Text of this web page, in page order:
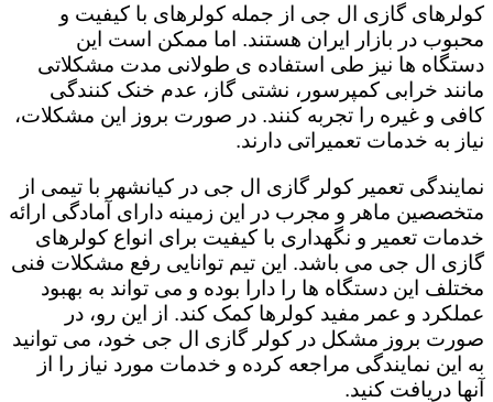
کولرهای گازی ال جی از جمله کولرهای با کیفیت و
محبوب در بازار ایران هستند. اما ممکن است این
دستگاه ها نیز طی استفاده ی طولانی مدت مشکلاتی
مانند خرابی کمپرسور، نشتی گاز، عدم خنک کنندگی
کافی و غیره را تجربه کنند. در صورت بروز این مشکلات،
نیاز به خدمات تعمیراتی دارند.
نمایندگی تعمیر کولر گازی ال جی در کیانشهر با تیمی از
متخصصین ماهر و مجرب در این زمینه دارای آمادگی ارائه
خدمات تعمیر و نگهداری با کیفیت برای انواع کولرهای
گازی ال جی می باشد. این تیم توانایی رفع مشکلات فنی
مختلف این دستگاه ها را دارا بوده و می تواند به بهبود
عملکرد و عمر مفید کولرها کمک کند. از این رو، در
صورت بروز مشکل در کولر گازی ال جی خود، می توانید
به این نمایندگی مراجعه کرده و خدمات مورد نیاز را از
آنها دریافت کنید.